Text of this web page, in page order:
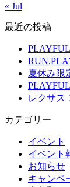
« Jul
最近の投稿
夏休み限
レクサス
カテゴリー
イベント
イベント
お知らせ
キャンペ